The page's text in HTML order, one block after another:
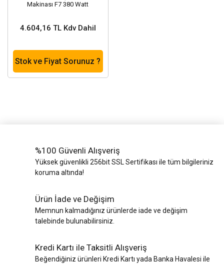
Makinası F7 380 Watt
4.604,16 TL Kdv Dahil
Stok ve Fiyat Sorunuz ?
%100 Güvenli Alışveriş
Yüksek güvenlikli 256bit SSL Sertifikası ile tüm bilgileriniz
koruma altında!
Ürün İade ve Değişim
Memnun kalmadığınız ürünlerde iade ve değişim
talebinde bulunabilirsiniz.
Kredi Kartı ile Taksitli Alışveriş
Beğendiğiniz ürünleri Kredi Kartı yada Banka Havalesi ile